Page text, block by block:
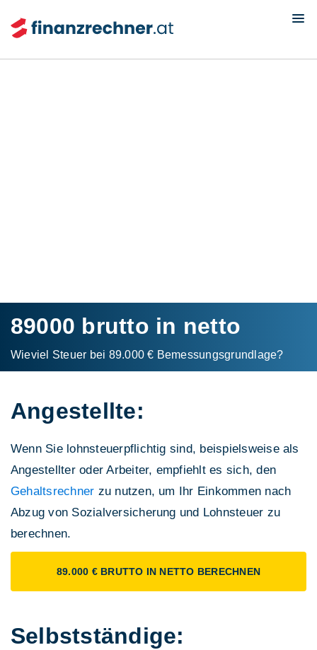
89000 brutto in netto
Wieviel Steuer bei 89.000 € Bemessungs­grundlage?
Angestellte:
Wenn Sie lohnsteuerpflichtig sind, beispielsweise als
Angestellter oder Arbeiter, empfiehlt es sich, den
Gehaltsrechner zu nutzen, um Ihr Einkommen nach
Abzug von Sozialversicherung und Lohnsteuer zu
berechnen.
89.000 € BRUTTO IN NETTO BERECHNEN
Selbstständige: